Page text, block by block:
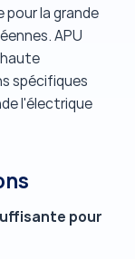
la grande
APU
spécifiques
l'électrique
pour